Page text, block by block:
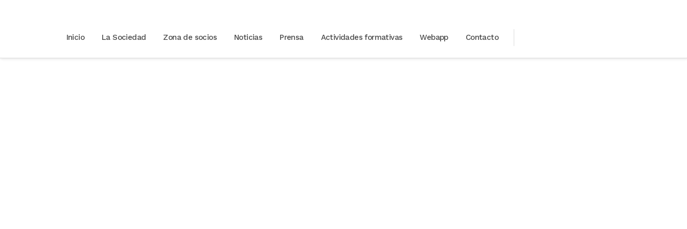
Inicio La Sociedad Zona de socios Noticias Prensa Actividades formativas Webapp Contacto